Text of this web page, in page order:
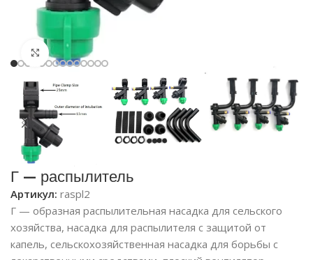
Click to enlarge
Г — распылитель
Артикул:raspl2
Г — образная распылительная насадка для сельского
хозяйства, насадка для распылителя с защитой от
капель, сельскохозяйственная насадка для борьбы с